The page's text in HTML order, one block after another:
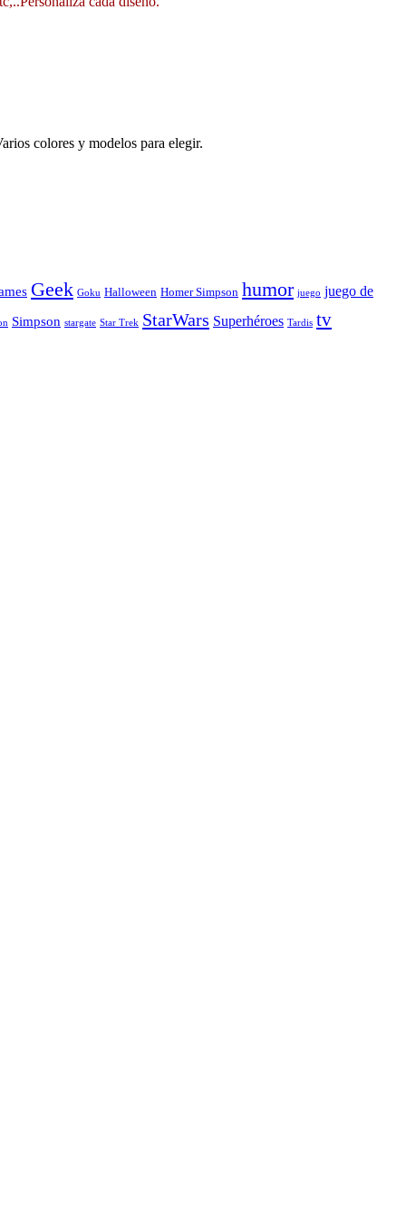
colores y modelos para elegir.
Geek Goku Halloween Homer Simpson humor juego juego de
Simpson stargate Star Trek StarWars Superhéroes Tardis tv